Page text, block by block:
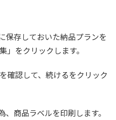
保存しておいた納品プランを
」をクリックします。
確認して、続けるをクリック
商品ラベルを印刷します。